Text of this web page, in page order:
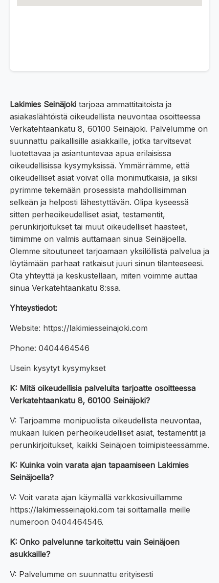
Lakimies Seinäjoki tarjoaa ammattitaitoista ja
asiakaslähtöistä oikeudellista neuvontaa osoitteessa
Verkatehtaankatu 8, 60100 Seinäjoki. Palvelumme on
suunnattu paikallisille asiakkaille, jotka tarvitsevat
luotettavaa ja asiantuntevaa apua erilaisissa
oikeudellisissa kysymyksissä. Ymmärrämme, että
oikeudelliset asiat voivat olla monimutkaisia, ja siksi
pyrimme tekemään prosessista mahdollisimman
selkeän ja helposti lähestyttävän. Olipa kyseessä
sitten perheoikeudelliset asiat, testamentit,
perunkirjoitukset tai muut oikeudelliset haasteet,
tiimimme on valmis auttamaan sinua Seinäjoella.
Olemme sitoutuneet tarjoamaan yksilöllistä palvelua ja
löytämään parhaat ratkaisut juuri sinun tilanteeseesi.
Ota yhteyttä ja keskustellaan, miten voimme auttaa
sinua Verkatehtaankatu 8:ssa.
Yhteystiedot:
Website: https://lakimiesseinajoki.com
Phone: 0404464546
Usein kysytyt kysymykset
K: Mitä oikeudellisia palveluita tarjoatte osoitteessa
Verkatehtaankatu 8, 60100 Seinäjoki?
V: Tarjoamme monipuolista oikeudellista neuvontaa,
mukaan lukien perheoikeudelliset asiat, testamentit ja
perunkirjoitukset, kaikki Seinäjoen toimipisteessämme.
K: Kuinka voin varata ajan tapaamiseen Lakimies
Seinäjoella?
V: Voit varata ajan käymällä verkkosivuillamme
https://lakimiesseinajoki.com tai soittamalla meille
numeroon 0404464546.
K: Onko palvelunne tarkoitettu vain Seinäjoen
asukkaille?
V: Palvelumme on suunnattu erityisesti